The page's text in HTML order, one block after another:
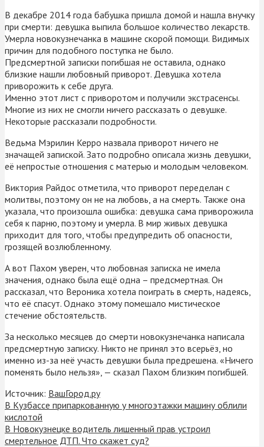
В декабре 2014 года бабушка пришла домой и нашла внучку
при смерти: девушка выпила большое количество лекарств.
Умерла новокузнечанка в машине скорой помощи. Видимых
причин для подобного поступка не было.
Предсмертной записки погибшая не оставила, однако
близкие нашли любовный приворот. Девушка хотела
приворожить к себе друга.
Именно этот лист с приворотом и получили экстрасенсы.
Многие из них не смогли ничего рассказать о девушке.
Некоторые рассказали подробности.
Ведьма Мэрилин Керро назвала приворот ничего не
значащей запиской. Зато подробно описала жизнь девушки,
её непростые отношения с матерью и молодым человеком.
Виктория Райдос отметила, что приворот переделан с
молитвы, поэтому он не на любовь, а на смерть. Также она
указала, что произошла ошибка: девушка сама приворожила
себя к парню, поэтому и умерла. В мир живых девушка
приходит для того, чтобы предупредить об опасности,
грозящей возлюбленному.
А вот Пахом уверен, что любовная записка не имела
значения, однако была ещё одна – предсмертная. Он
рассказал, что Вероника хотела поиграть в смерть, надеясь,
что её спасут. Однако этому помешало мистическое
стечение обстоятельств.
За несколько месяцев до смерти новокузнечанка написала
предсмертную записку. Никто не принял это всерьёз, но
именно из-за неё участь девушки была предрешена. «Ничего
поменять было нельзя», — сказал Пахом близким погибшей.
Источник: ВашГород.ру
В Кузбассе припаркованную у многоэтажки машину облили
кислотой
В Новокузнецке водитель лишенный прав устроил
смертельное ДТП. Что скажет суд?